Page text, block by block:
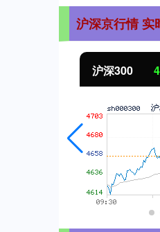
沪深京行情 实
北证50